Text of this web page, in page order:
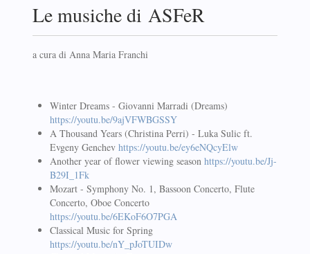
Le musiche di ASFeR
a cura di Anna Maria Franchi
Winter Dreams - Giovanni Marradi (Dreams)
https://youtu.be/9ajVFWBGSSY
A Thousand Years (Christina Perri) - Luka Sulic ft.
Evgeny Genchev https://youtu.be/ey6eNQcyElw
Another year of flower viewing season https://youtu.be/Jj-
B29I_1Fk
Mozart - Symphony No. 1, Bassoon Concerto, Flute
Concerto, Oboe Concerto
https://youtu.be/6EKoF6O7PGA
Classical Music for Spring
https://youtu.be/nY_pJoTUIDw